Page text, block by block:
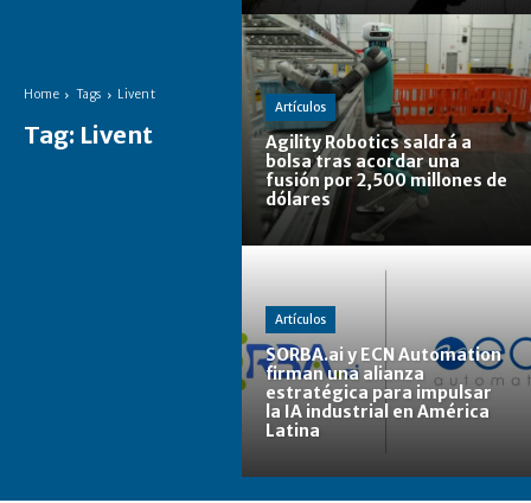
Home Tags Livent
Tag: Livent
Artículos
Agility Robotics saldrá a
bolsa tras acordar una
fusión por 2,500 millones de
dólares
Artículos
SORBA.ai y ECN Automation
firman una alianza
estratégica para impulsar
la IA industrial en América
Latina